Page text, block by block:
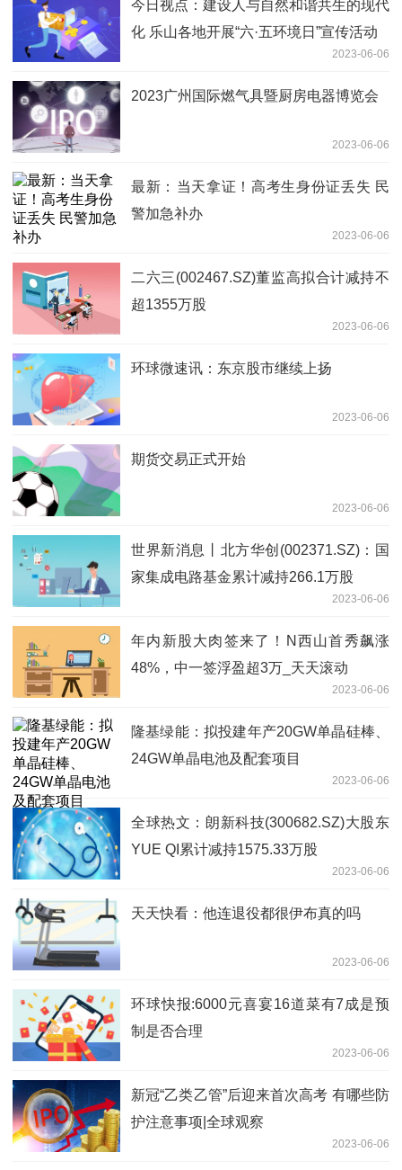
今日视点：建设人与自然和谐共生的现代
化 乐山各地开展“六·五环境日”宣传活动
2023-06-06
2023广州国际燃气具暨厨房电器博览会
2023-06-06
最新： 当天拿证！高考生身份证丢失 民
警加急补办
2023-06-06
二六三(002467.SZ)董监高拟合计减持不
超1355万股
2023-06-06
环球微速讯：东京股市继续上扬
2023-06-06
期货交易正式开始
2023-06-06
世界新消息丨北方华创(002371.SZ)：国
家集成电路基金累计减持266.1万股
2023-06-06
年内新股大肉签来了！N西山首秀飙涨
48%，中一签浮盈超3万_天天滚动
2023-06-06
隆基绿能：拟投建年产20GW单晶硅棒、
24GW单晶电池及配套项目
2023-06-06
全球热文：朗新科技(300682.SZ)大股东
YUE QI累计减持1575.33万股
2023-06-06
天天快看：他连退役都很伊布真的吗
2023-06-06
环球快报:6000元喜宴16道菜有7成是预
制是否合理
2023-06-06
新冠“乙类乙管”后迎来首次高考 有哪些防
护注意事项|全球观察
2023-06-06